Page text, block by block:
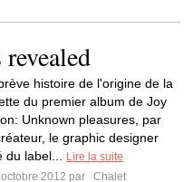
histoire de l'origine de la
du premier album de Joy
Unknown pleasures, par
le graphic designer
du label...
Lire la suite
2012 par
Chalet